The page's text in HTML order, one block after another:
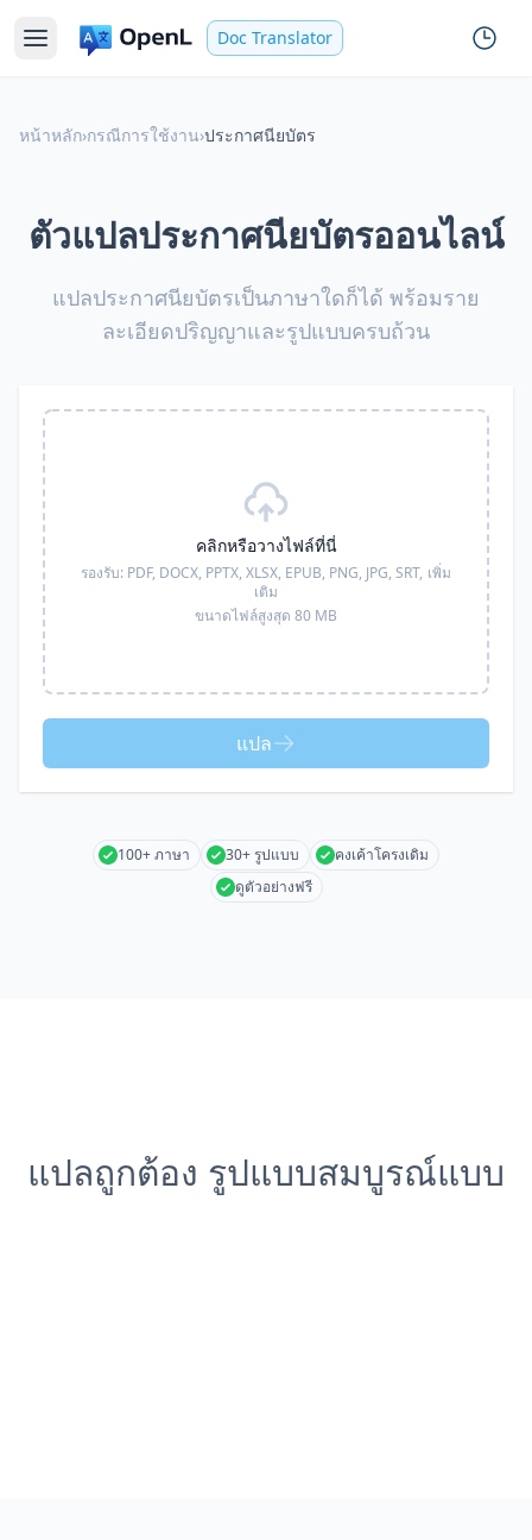
Doc Translator
หน้าหลัก›กรณีการใช้งาน›ประกาศนียบัตร
ตัวแปลประกาศนียบัตรออนไลน์
แปลประกาศนียบัตรเป็นภาษาใดก็ได้ พร้อมราย
ละเอียดปริญญาและรูปแบบครบถ้วน
คลิกหรือวางไฟล์ที่นี่
รองรับ: PDF, DOCX, PPTX, XLSX, EPUB, PNG, JPG, SRT, เพิ่ม
เติม
ขนาดไฟล์สูงสุด 80 MB
แปล
100+ ภาษา 30+ รูปแบบ
คงเค้าโครงเดิม
ดูตัวอย่างฟรี
แปลถูกต้อง รูปแบบสมบูรณ์แบบ